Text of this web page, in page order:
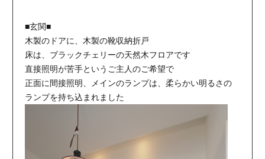
■玄関■
木製のドアに、木製の靴収納折戸
床は、ブラックチェリーの天然木フロアです
直接照明が苦手というご主人のご希望で
正面に間接照明、メインのランプは、柔らかい明るさの
ランプを持ち込まれました